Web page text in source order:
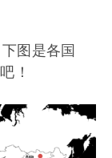
图是各国
！